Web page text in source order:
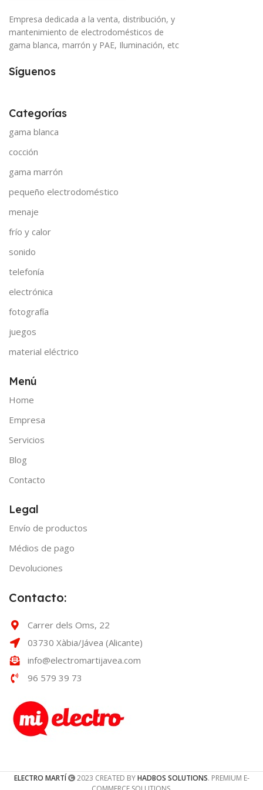
Empresa dedicada a la venta, distribución, y
mantenimiento de electrodomésticos de
gama blanca, marrón y PAE, Iluminación, etc
Síguenos
Categorías
gama blanca
cocción
gama marrón
pequeño electrodoméstico
menaje
frío y calor
sonido
telefonía
electrónica
fotografía
juegos
material eléctrico
Menú
Home
Empresa
Servicios
Blog
Contacto
Legal
Envío de productos
Médios de pago
Devoluciones
Contacto:
Carrer dels Oms, 22
03730 Xàbia/Jávea (Alicante)
info@electromartijavea.com
96 579 39 73
ELECTRO MARTÍ 2023 CREATED BYHADBOS SOLUTIONS. PREMIUM E-